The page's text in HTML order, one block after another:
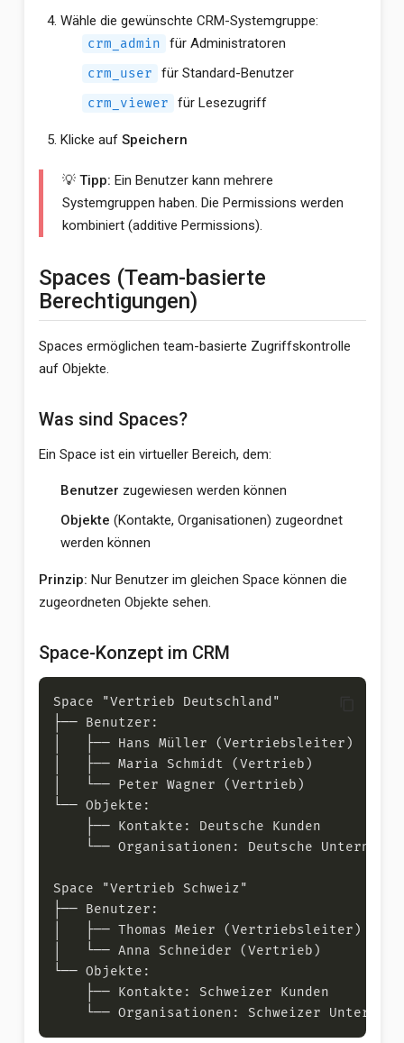
Wähle die gewünschte CRM-Systemgruppe:
crm_admin für Administratoren
crm_user für Standard-Benutzer
crm_viewer für Lesezugriff
Klicke auf Speichern
💡 Tipp: Ein Benutzer kann mehrere
Systemgruppen haben. Die Permissions werden
kombiniert (additive Permissions).
Spaces (Team-basierte
Berechtigungen)
Spaces ermöglichen team-basierte Zugriffskontrolle
auf Objekte.
Was sind Spaces?
Ein Space ist ein virtueller Bereich, dem:
Benutzer zugewiesen werden können
Objekte (Kontakte, Organisationen) zugeordnet
werden können
Prinzip: Nur Benutzer im gleichen Space können die
zugeordneten Objekte sehen.
Space-Konzept im CRM